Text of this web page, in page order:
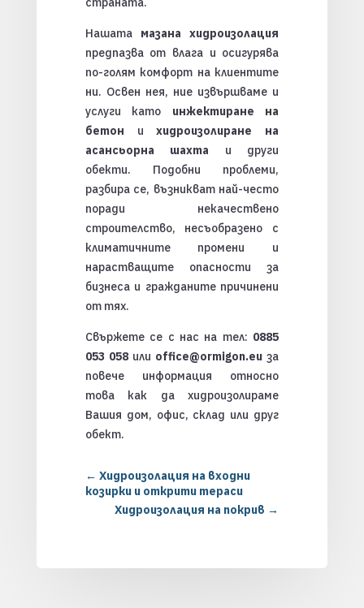
Нашата мазана хидроизолация
предпазва от влага и осигурява
по-голям комфорт на клиентите
ни. Освен нея, ние извършваме и
услуги като инжектиране на
бетон ихидроизолиране на
асансьорна шахта и други
обекти. Подобни проблеми,
разбира се, възникват най-често
поради некачествено
строителство, несъобразено с
климатичните промени и
нарастващите опасности за
бизнеса и гражданите причинени
от тях.
Свържете се с нас на тел: 0885
053 058или office@ormigon.eu за
повече информация относно
това как да хидроизолираме
Вашия дом, офис, склад или друг
обект.
← Хидроизолация на входни
козирки и открити тераси
Хидроизолация на покрив →